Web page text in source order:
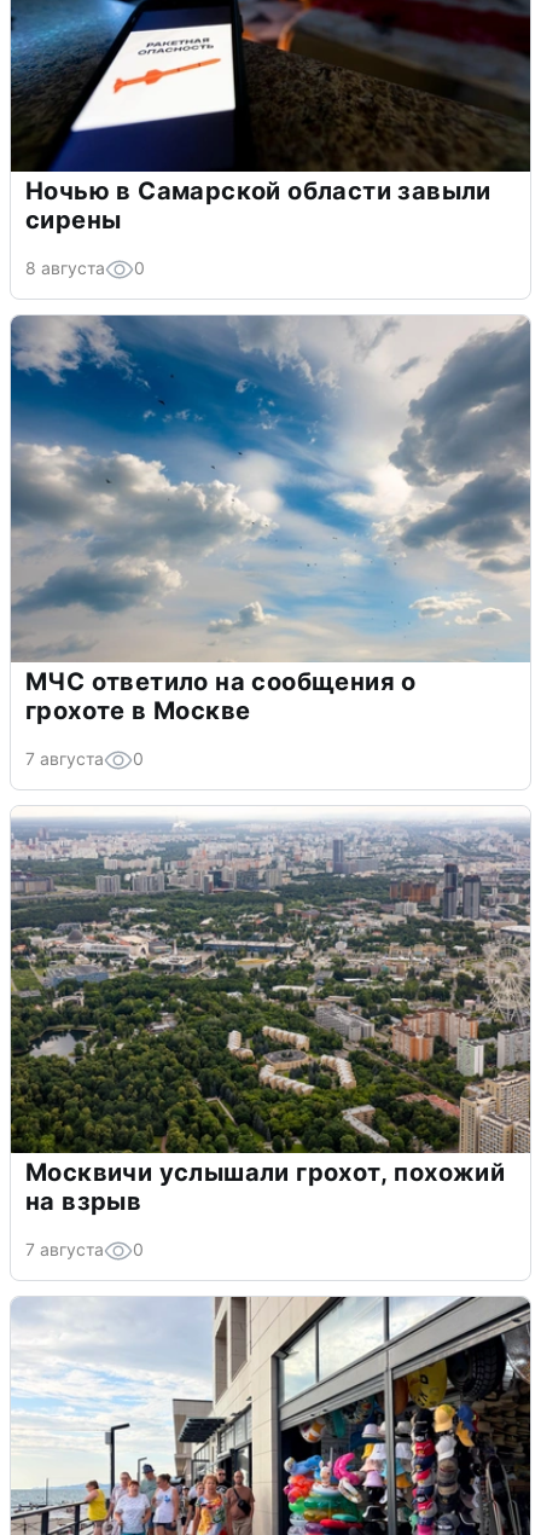
Ночью в Самарской области завыли
сирены
8 августа 0
МЧС ответило на сообщения о
грохоте в Москве
7 августа 0
Москвичи услышали грохот, похожий
на взрыв
7 августа 0